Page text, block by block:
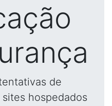
de
hospedados